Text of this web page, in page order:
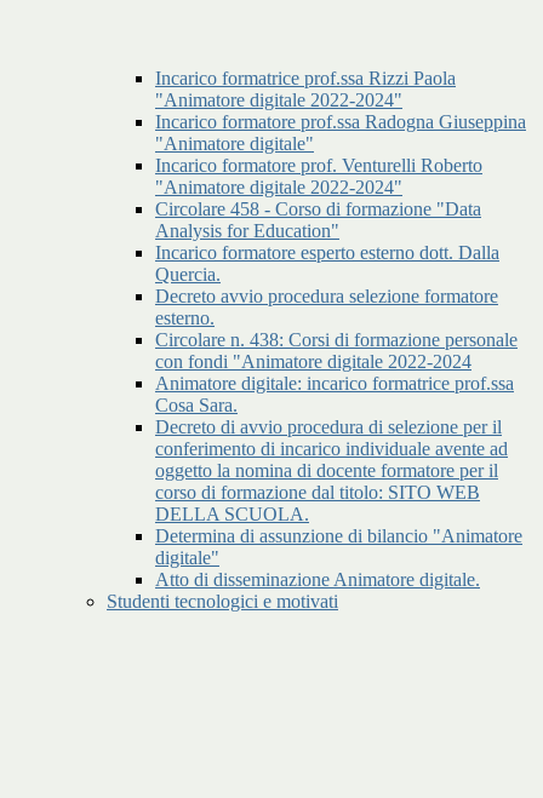
Incarico formatrice prof.ssa Rizzi Paola
"Animatore digitale 2022-2024"
Incarico formatore prof.ssa Radogna Giuseppina
"Animatore digitale"
Incarico formatore prof. Venturelli Roberto
"Animatore digitale 2022-2024"
Circolare 458 - Corso di formazione "Data
Analysis for Education"
Incarico formatore esperto esterno dott. Dalla
Quercia.
Decreto avvio procedura selezione formatore
esterno.
Circolare n. 438: Corsi di formazione personale
con fondi "Animatore digitale 2022-2024
Animatore digitale: incarico formatrice prof.ssa
Cosa Sara.
Decreto di avvio procedura di selezione per il
conferimento di incarico individuale avente ad
oggetto la nomina di docente formatore per il
corso di formazione dal titolo: SITO WEB
DELLA SCUOLA.
Determina di assunzione di bilancio "Animatore
digitale"
Atto di disseminazione Animatore digitale.
Studenti tecnologici e motivati